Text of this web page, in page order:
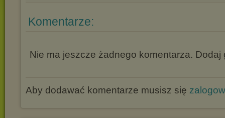
Komentarze:
Nie ma jeszcze żadnego komentarza. Dodaj
Aby dodawać komentarze musisz się